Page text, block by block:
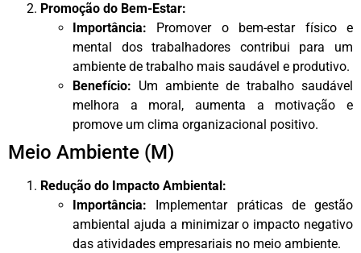
Promoção do Bem-Estar:
Importância: Promover o bem-estar físico e
mental dos trabalhadores contribui para um
ambiente de trabalho mais saudável e produtivo.
Benefício: Um ambiente de trabalho saudável
melhora a moral, aumenta a motivação e
promove um clima organizacional positivo.
Meio Ambiente (M)
Redução do Impacto Ambiental:
Importância: Implementar práticas de gestão
ambiental ajuda a minimizar o impacto negativo
das atividades empresariais no meio ambiente.